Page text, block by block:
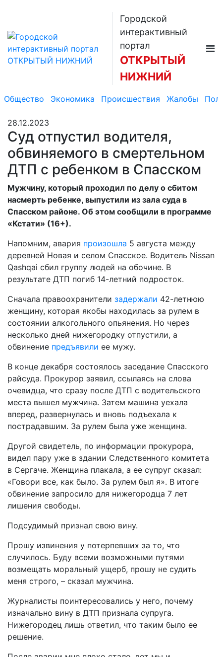
Городской
интерактивный
портал
ОТКРЫТЫЙ
НИЖНИЙ
Общество Экономика Происшествия Жалобы
28.12.2023
Суд отпустил водителя,
обвиняемого в смертельном
ДТП с ребенком в Спасском
Мужчину, который проходил по делу о сбитом
насмерть ребенке, выпустили из зала суда в
Спасском районе. Об этом сообщили в программе
«Кстати» (16+).
Напомним, авария произошла 5 августа между
деревней Новая и селом Спасское. Водитель Nissan
Qashqai сбил группу людей на обочине. В
результате ДТП погиб 14-летний подросток.
Сначала правоохранители задержали 42-летнюю
женщину, которая якобы находилась за рулем в
состоянии алкогольного опьянения. Но через
несколько дней нижегородку отпустили, а
обвинение предъявили ее мужу.
В конце декабря состоялось заседание Спасского
райсуда. Прокурор заявил, ссылаясь на слова
очевидца, что сразу после ДТП с водительского
места вышел мужчина. Затем машина уехала
вперед, развернулась и вновь подъехала к
пострадавшим. За рулем была уже женщина.
Другой свидетель, по информации прокурора,
видел пару уже в здании Следственного комитета
в Сергаче. Женщина плакала, а ее супруг сказал:
«Говори все, как было. За рулем был я». В итоге
обвинение запросило для нижегородца 7 лет
лишения свободы.
Подсудимый признал свою вину.
Прошу извинения у потерпевших за то, что
случилось. Буду всеми возможными путями
возмещать моральный ущерб, прошу не судить
меня строго, – сказал мужчина.
Журналисты поинтересовались у него, почему
изначально вину в ДТП признала супруга.
Нижегородец лишь ответил, что таким было ее
решение.